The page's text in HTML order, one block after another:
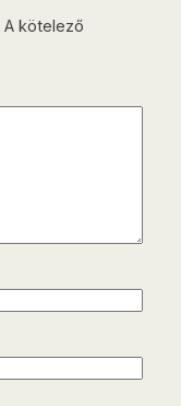
A kötelező